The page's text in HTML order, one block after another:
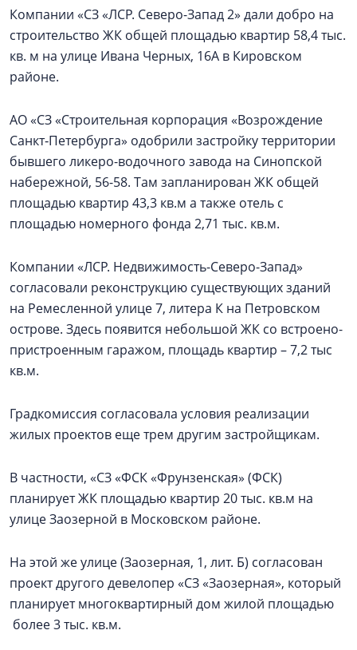
Компании «СЗ «ЛСР. Северо-Запад 2» дали добро на
строительство ЖК общей площадью квартир 58,4 тыс.
кв. м на улице Ивана Черных, 16А в Кировском
районе.
АО «СЗ «Строительная корпорация «Возрождение
Санкт‑Петербурга» одобрили застройку территории
бывшего ликеро-водочного завода на Синопской
набережной, 56-58. Там запланирован ЖК общей
площадью квартир 43,3 кв.м а также отель с
площадью номерного фонда 2,71 тыс. кв.м.
Компании «ЛСР. Недвижимость-Северо-Запад»
согласовали реконструкцию существующих зданий
на Ремесленной улице 7, литера К на Петровском
острове. Здесь появится небольшой ЖК со встроено-
пристроенным гаражом, площадь квартир – 7,2 тыс
кв.м.
Градкомиссия согласовала условия реализации
жилых проектов еще трем другим застройщикам.
В частности, «СЗ «ФСК «Фрунзенская» (ФСК)
планирует ЖК площадью квартир 20 тыс. кв.м на
улице Заозерной в Московском районе.
На этой же улице (Заозерная, 1, лит. Б) согласован
проект другого девелопер «СЗ «Заозерная», который
планирует многоквартирный дом жилой площадью
более 3 тыс. кв.м.